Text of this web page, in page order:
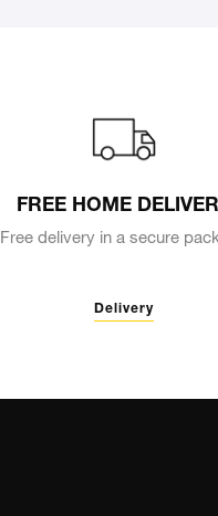
FREE HOME
Free delivery in a secure
Delivery